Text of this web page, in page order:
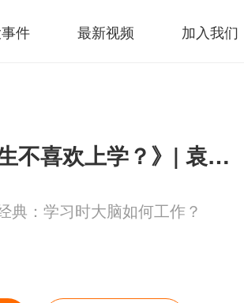
件 最新视频 加入我们
《为什么学生不喜欢上学？》| 袁泽解读
典：学习时大脑如何工作？